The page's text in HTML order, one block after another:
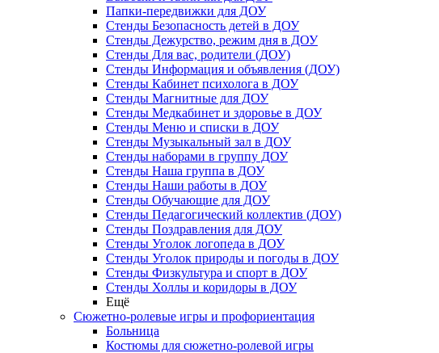
Папки-передвижки для ДОУ
Стенды Безопасность детей в ДОУ
Стенды Дежурство, режим дня в ДОУ
Стенды Для вас, родители (ДОУ)
Стенды Информация и объявления (ДОУ)
Стенды Кабинет психолога в ДОУ
Стенды Магнитные для ДОУ
Стенды Медкабинет и здоровье в ДОУ
Стенды Меню и списки в ДОУ
Стенды Музыкальный зал в ДОУ
Стенды наборами в группу ДОУ
Стенды Наша группа в ДОУ
Стенды Наши работы в ДОУ
Стенды Обучающие для ДОУ
Стенды Педагогический коллектив (ДОУ)
Стенды Поздравления для ДОУ
Стенды Уголок логопеда в ДОУ
Стенды Уголок природы и погоды в ДОУ
Стенды Физкультура и спорт в ДОУ
Стенды Холлы и коридоры в ДОУ
Ещё
Сюжетно-ролевые игры и профориентация
Больница
Костюмы для сюжетно-ролевой игры